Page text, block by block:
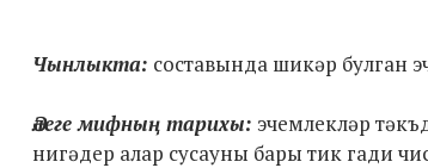
Чынлыкта: составында шикәр булган
Әлеге мифның тарихы: эчемлекләр
нигәдер алар сусауны бары тик гади